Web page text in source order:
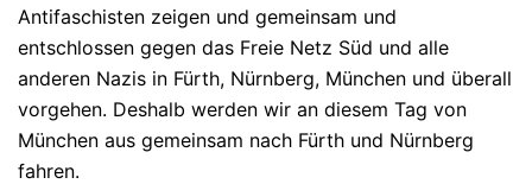
Antifaschisten zeigen und gemeinsam und
entschlossen gegen das Freie Netz Süd und alle
anderen Nazis in Fürth, Nürnberg, München und überall
vorgehen. Deshalb werden wir an diesem Tag von
München aus gemeinsam nach Fürth und Nürnberg
fahren.